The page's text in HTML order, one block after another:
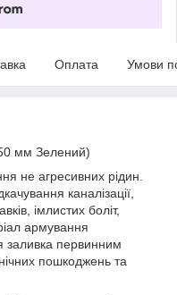
Оплата Умови
мм Зелений)
не агресивних рідин.
каналізації,
імлистих боліт,
армування
первинним
пошкоджень та